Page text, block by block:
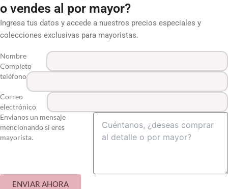
o vendes al por mayor?
Ingresa tus datos y accede a nuestros precios especiales y
colecciones exclusivas para mayoristas.
Nombre
Completo
teléfono
Correo
electrónico
Envianos un mensaje
mencionando si eres
mayorista.
ENVIAR AHORA